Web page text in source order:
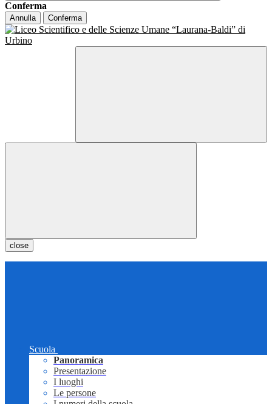
Conferma
Annulla Conferma
close
Scuola
Panoramica
Presentazione
I luoghi
Le persone